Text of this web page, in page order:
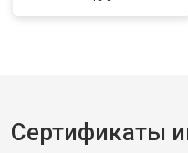
Сертификаты